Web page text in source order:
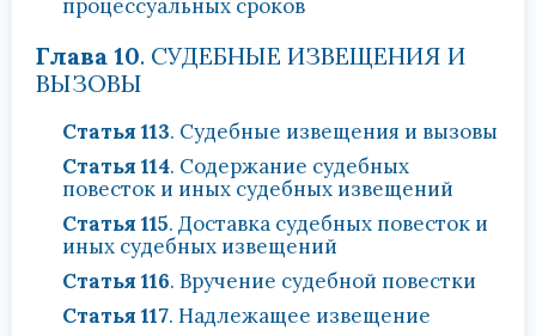
процессуальных сроков
Глава 10. СУДЕБНЫЕ ИЗВЕЩЕНИЯ И
ВЫЗОВЫ
Статья 113. Судебные извещения и вызовы
Статья 114. Содержание судебных
повесток и иных судебных извещений
Статья 115. Доставка судебных повесток и
иных судебных извещений
Статья 116. Вручение судебной повестки
Статья 117. Надлежащее извещение